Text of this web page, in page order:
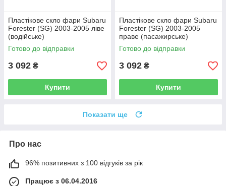
Пластікове скло фари Subaru
Forester (SG) 2003-2005 ліве
(водійське)
Готово до відправки
3 092 ₴
Купити
Пластікове скло фари Subaru
Forester (SG) 2003-2005
праве (пасажирське)
Готово до відправки
3 092 ₴
Купити
Показати ще
Про нас
96% позитивних з 100 відгуків за рік
Працює з 06.04.2016